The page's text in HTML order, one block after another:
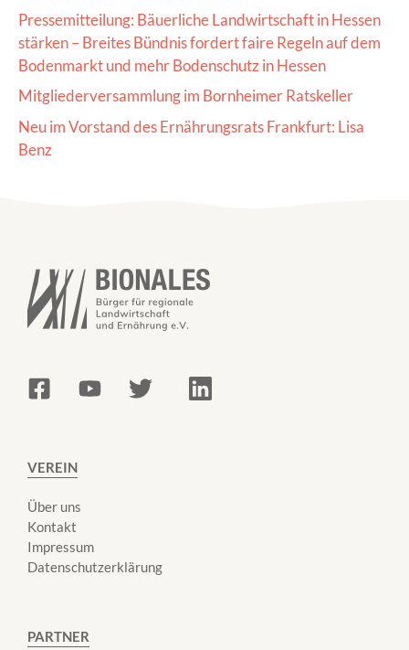
Pressemitteilung: Bäuerliche Landwirtschaft in Hessen
stärken – Breites Bündnis fordert faire Regeln auf dem
Bodenmarkt und mehr Bodenschutz in Hessen
Mitgliederversammlung im Bornheimer Ratskeller
Neu im Vorstand des Ernährungsrats Frankfurt: Lisa
Benz
VEREIN
Über uns
Kontakt
Impressum
Datenschutzerklärung
PARTNER